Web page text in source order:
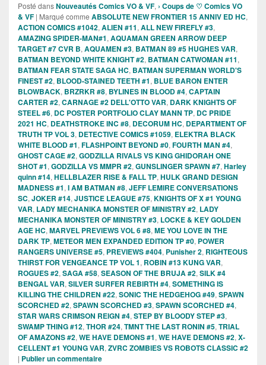
Posté dansNouveautés Comics VO & VF, › Coups de ♡ Comics VO
& VF | Marqué comme ABSOLUTE NEW FRONTIER 15 ANNIV ED HC,
ACTION COMICS #1042, ALIEN #11, ALL NEW FIREFLY #3,
AMAZING SPIDER-MAN#1, AQUAMAN GREEN ARROW DEEP
TARGET #7 CVR B, AQUAMEN #3, BATMAN 89 #5 HUGHES VAR,
BATMAN BEYOND WHITE KNIGHT #2, BATMAN CATWOMAN #11,
BATMAN FEAR STATE SAGA HC, BATMAN SUPERMAN WORLD'S
FINEST #2, BLOOD-STAINED TEETH #1, BLUE BARON ENTER
BLOWBACK, BRZRKR #8, BYLINES IN BLOOD #4, CAPTAIN
CARTER #2, CARNAGE #2 DELL'OTTO VAR, DARK KNIGHTS OF
STEEL #6, DC POSTER PORTFOLIO CLAY MANN TP, DC PRIDE
2021 HC, DEATHSTROKE INC #8, DECORUM HC, DEPARTMENT OF
TRUTH TP VOL 3, DETECTIVE COMICS #1059, ELEKTRA BLACK
WHITE BLOOD #1, FLASHPOINT BEYOND #0, FOURTH MAN #4,
GHOST CAGE #2, GODZILLA RIVALS VS KING GHIDORAH ONE
SHOT #1, GODZILLA VS MMPR #2, GUNSLINGER SPAWN #7, Harley
quinn #14, HELLBLAZER RISE & FALL TP, HULK GRAND DESIGN
MADNESS #1, I AM BATMAN #8, JEFF LEMIRE CONVERSATIONS
SC, JOKER #14, JUSTICE LEAGUE #75, KNIGHTS OF X #1 YOUNG
VAR, LADY MECHANIKA MONSTER OF MINISTRY #2, LADY
MECHANIKA MONSTER OF MINISTRY #3, LOCKE & KEY GOLDEN
AGE HC, MARVEL PREVIEWS VOL 6 #8, ME YOU LOVE IN THE
DARK TP, METEOR MEN EXPANDED EDITION TP #0, POWER
RANGERS UNIVERSE #5, PREVIEWS #404, Punisher 2, RIGHTEOUS
THIRST FOR VENGEANCE TP VOL 1, ROBIN #13 KUNG VAR,
ROGUES #2, SAGA #58, SEASON OF THE BRUJA #2, SILK #4
BENGAL VAR, SILVER SURFER REBIRTH #4, SOMETHING IS
KILLING THE CHILDREN #22, SONIC THE HEDGEHOG #49, SPAWN
SCORCHED #2, SPAWN SCORCHED #3, SPAWN SCORCHED #4,
STAR WARS CRIMSON REIGN #4, STEP BY BLOODY STEP #3,
SWAMP THING #12, THOR #24, TMNT THE LAST RONIN #5, TRIAL
OF AMAZONS #2, WE HAVE DEMONS #1, WE HAVE DEMONS #2, X-
CELLENT #1 YOUNG VAR, ZVRC ZOMBIES VS ROBOTS CLASSIC #2
| Publier un commentaire